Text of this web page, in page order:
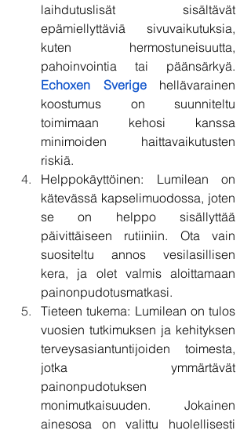
laihdutuslisät sisältävät
epämiellyttäviä sivuvaikutuksia,
kuten hermostuneisuutta,
Echoxen Sverige hellävarainen
koostumus on suunniteltu
toimimaan kehosi kanssa
minimoiden haittavaikutusten
riskiä.
Helppokäyttöinen: Lumilean on
kätevässä kapselimuodossa, joten
se on helppo sisällyttää
päivittäiseen rutiiniin. Ota vain
suositeltu annos vesilasillisen
kera, ja olet valmis aloittamaan
painonpudotusmatkasi.
Tieteen tukema: Lumilean on tulos
vuosien tutkimuksen ja kehityksen
terveysasiantuntijoiden toimesta,
jotka ymmärtävät
painonpudotuksen
monimutkaisuuden. Jokainen
ainesosa on valittu huolellisesti